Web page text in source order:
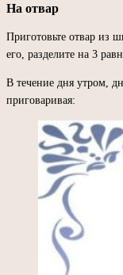
На отвар
Приготовьте отвар из
его, разделите на 3
В течение дня утром,
приговаривая: